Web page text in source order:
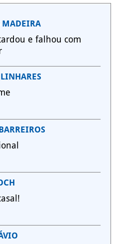
MADEIRA
e falhou com